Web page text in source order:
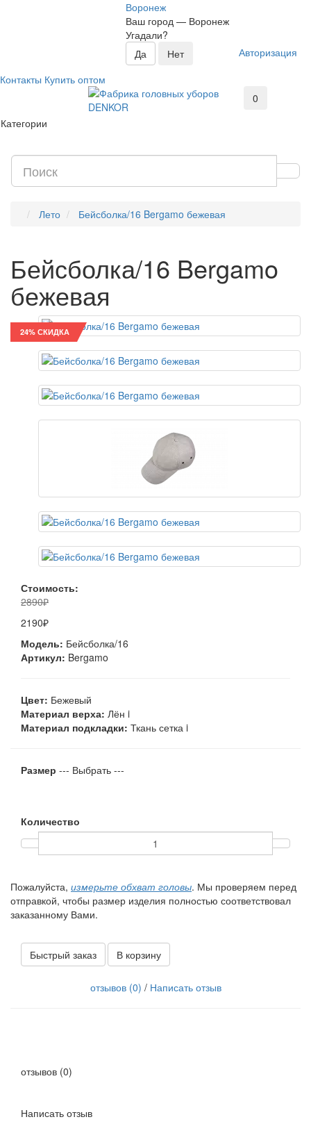
Воронеж
Ваш город — Воронеж
Угадали?
Авторизация
Контакты Купить оптом
0
Категории
Лето Бейсболка/16 Bergamo бежевая
Бейсболка/16 Bergamo
бежевая
24% СКИДКА
Стоимость:
2890₽
2190₽
Модель: Бейсболка/16
Артикул: Bergamo
Цвет: Бежевый
Материал верха: Лён i
Материал подкладки: Ткань сетка i
Размер --- Выбрать ---
Количество
Пожалуйста, измерьте обхват головы. Мы проверяем перед
отправкой, чтобы размер изделия полностью соответствовал
заказанному Вами.
Быстрый заказ В корзину
отзывов (0) / Написать отзыв
отзывов (0)
Написать отзыв